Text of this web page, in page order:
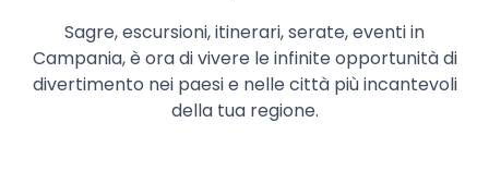
Sagre, escursioni, itinerari, serate, eventi in
Campania, è ora di vivere le infinite opportunità di
divertimento nei paesi e nelle città più incantevoli
della tua regione.